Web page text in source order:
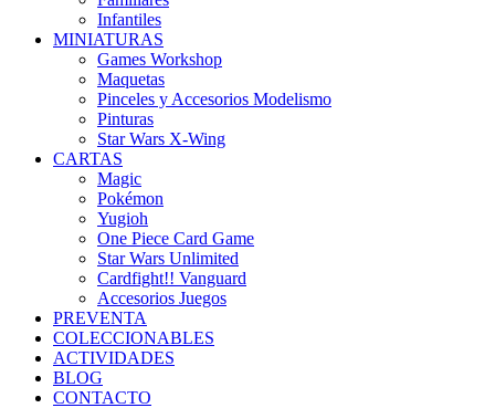
Infantiles
MINIATURAS
Games Workshop
Maquetas
Pinceles y Accesorios Modelismo
Pinturas
Star Wars X-Wing
CARTAS
Magic
Pokémon
Yugioh
One Piece Card Game
Star Wars Unlimited
Cardfight!! Vanguard
Accesorios Juegos
PREVENTA
COLECCIONABLES
ACTIVIDADES
BLOG
CONTACTO